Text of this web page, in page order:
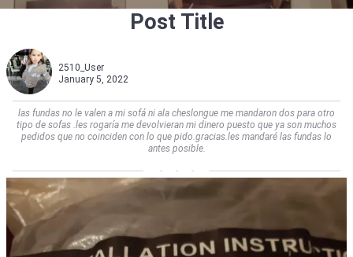
Post Title
2510_User
January 5, 2022
las fundas no le valen a mi sofá ni ala cheslongue me mandaron dos para otro
tipo de sofas .les rogaría me devolvieran mi dinero puesto que ya son muchos
pedidos que no coinciden con lo que pido.gracias.les mandaré las fundas lo
antes posible.